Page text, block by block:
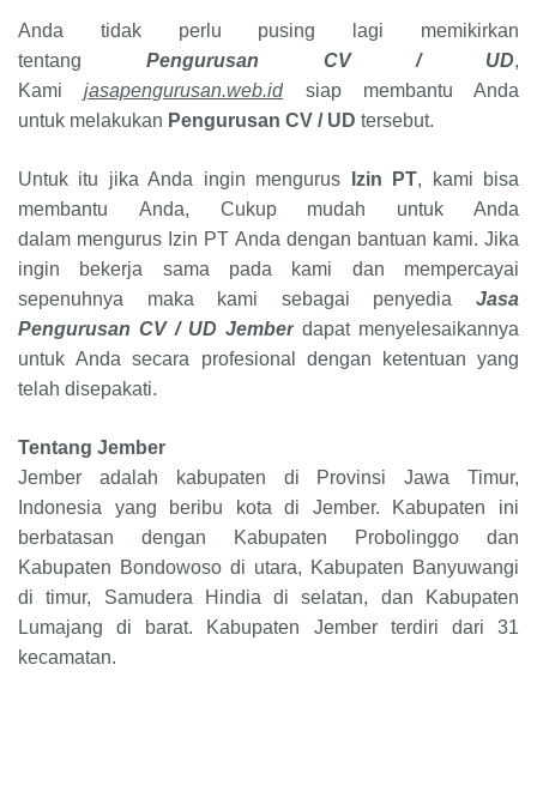
Anda tidak perlu pusing lagi memikirkan
tentang Pengurusan CV / UD,
Kamijasapengurusan.web.id siap membantu Anda
untuk melakukan Pengurusan CV / UD tersebut.
Untuk itu jika Anda ingin mengurus Izin PT, kami bisa
membantu Anda, Cukup mudah untuk Anda
dalam mengurus Izin PT Anda dengan bantuan kami. Jika
ingin bekerja sama pada kami dan mempercayai
sepenuhnya maka kami sebagai penyedia Jasa
Pengurusan CV / UD Jember dapat menyelesaikannya
untuk Anda secara profesional dengan ketentuan yang
telah disepakati.
Tentang Jember
Jember adalah kabupaten di Provinsi Jawa Timur,
Indonesia yang beribu kota di Jember. Kabupaten ini
berbatasan dengan Kabupaten Probolinggo dan
Kabupaten Bondowoso di utara, Kabupaten Banyuwangi
di timur, Samudera Hindia di selatan, dan Kabupaten
Lumajang di barat. Kabupaten Jember terdiri dari 31
kecamatan.